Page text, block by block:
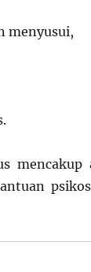
menyusui,